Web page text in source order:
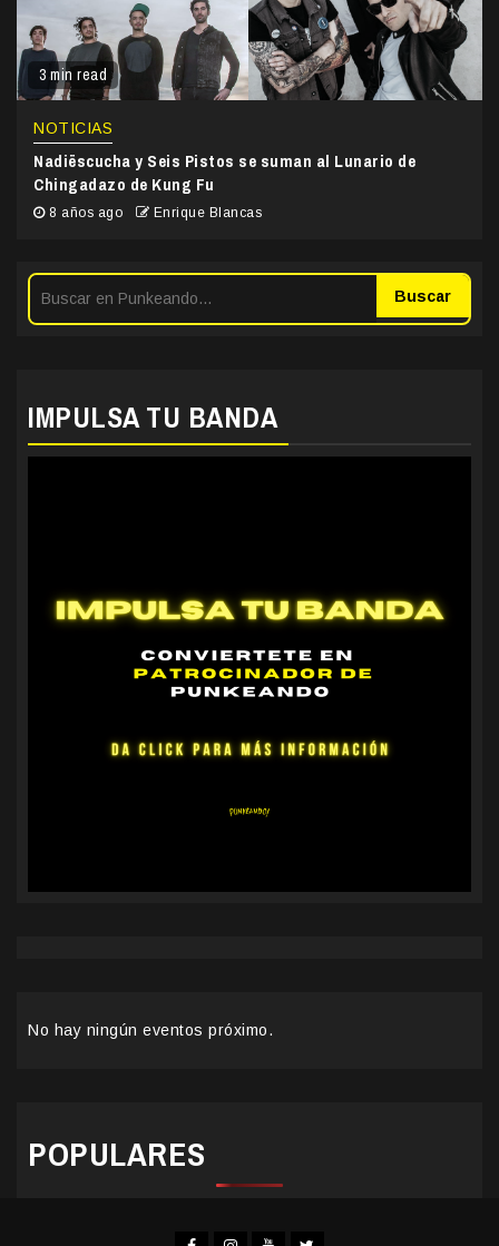
3 min read
NOTICIAS
Nadiëscucha y Seis Pistos se suman al Lunario de
Chingadazo de Kung Fu
8 años ago Enrique Blancas
Buscar
IMPULSA TU BANDA
No hay ningún eventos próximo.
POPULARES